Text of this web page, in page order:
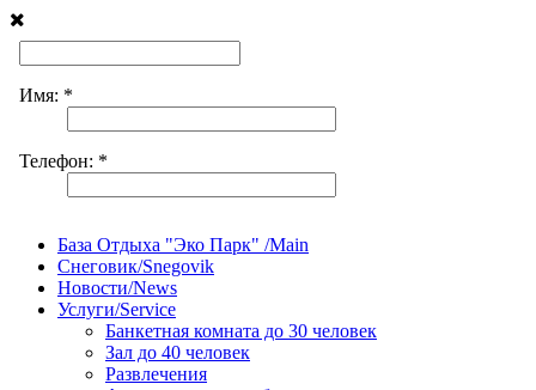
База Отдыха "Эко Парк" /Main
Снеговик/Snegovik
Новости/News
Услуги/Service
Банкетная комната до 30 человек
Зал до 40 человек
Развлечения